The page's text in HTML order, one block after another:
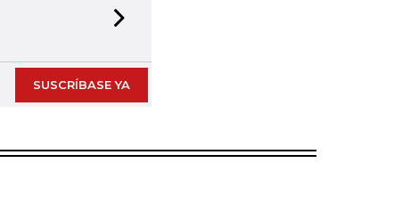
SUSCRÍBASE YA